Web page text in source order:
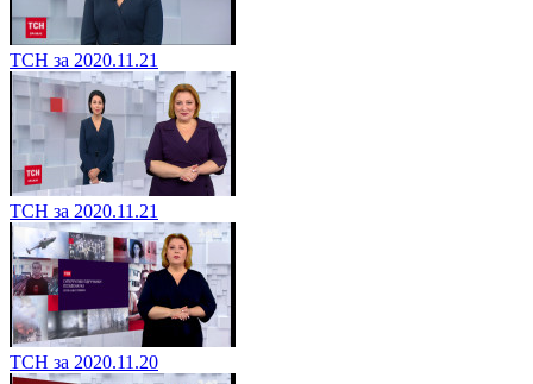
ТСН за 2020.11.21
ТСН за 2020.11.21
ТСН за 2020.11.20